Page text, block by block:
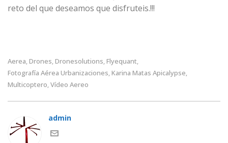
reto del que deseamos que disfruteis.!!!
Aerea, Drones, Dronesolutions, Flyequant,
Fotografía Aérea Urbanizaciones, Karina Matas Apicalypse,
Multicoptero, Vídeo Aereo
admin